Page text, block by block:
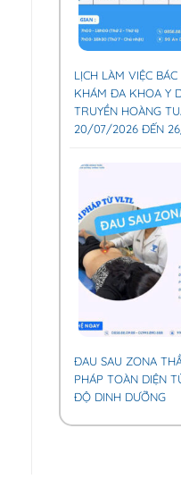
LỊCH LÀM VIỆC
KHÁM ĐA KHOA Y
TRUYỀN HOÀNG
20/07/2026 ĐẾN
ĐAU SAU ZONA
PHÁP TOÀN DIỆN
ĐỘ DINH DƯỠNG